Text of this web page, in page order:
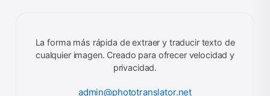
La forma más rápida de extraer y traducir texto de
cualquier imagen. Creado para ofrecer velocidad y
privacidad.
admin@phototranslator.net